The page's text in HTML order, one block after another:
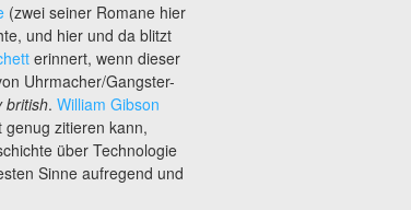
(zwei seiner Romane hier
und hier und da blitzt
erinnert, wenn dieser
Uhrmacher/Gangster-
british. William Gibson
zitieren kann,
über Technologie
Sinne aufregend und